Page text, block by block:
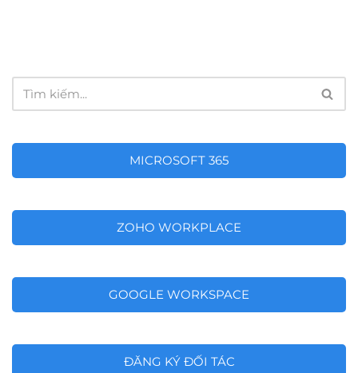
MICROSOFT 365
ZOHO WORKPLACE
GOOGLE WORKSPACE
ĐĂNG KÝ ĐỐI TÁC